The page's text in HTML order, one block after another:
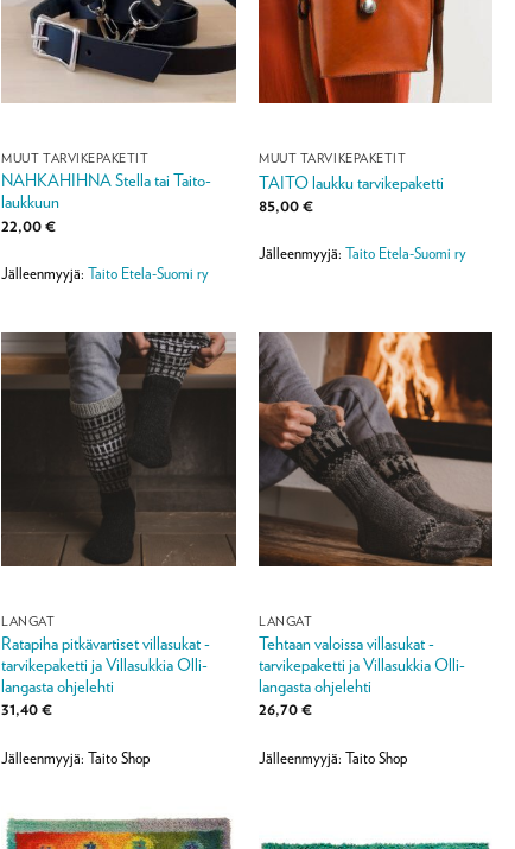
MUUT TARVIKEPAKETIT
NAHKAHIHNA Stella tai Taito-
laukkuun
22,00€
Jälleenmyyjä:Taito Etela-Suomi ry
MUUT TARVIKEPAKETIT
TAITO laukku tarvikepaketti
85,00€
Jälleenmyyjä:Taito Etela-Suomi ry
LANGAT
Ratapiha pitkävartiset villasukat -
tarvikepaketti ja Villasukkia Olli-
langasta ohjelehti
31,40€
Jälleenmyyjä: Taito Shop
LANGAT
Tehtaan valoissa villasukat -
tarvikepaketti ja Villasukkia Olli-
langasta ohjelehti
26,70€
Jälleenmyyjä: Taito Shop